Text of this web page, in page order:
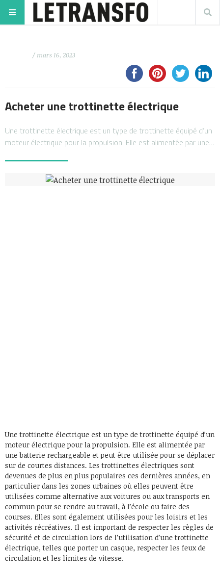
/ mars 16, 2023
Acheter une trottinette électrique
Une trottinette électrique est un type de trottinette équipé d’un
moteur électrique pour la propulsion. Elle est alimentée par une…
Une trottinette électrique est un type de trottinette équipé d’un
moteur électrique pour la propulsion. Elle est alimentée par
une batterie rechargeable et peut être utilisée pour se déplacer
sur de courtes distances. Les trottinettes électriques sont
devenues de plus en plus populaires ces dernières années, en
particulier dans les zones urbaines où elles peuvent être
utilisées comme alternative aux voitures ou aux transports en
commun pour se rendre au travail, à l’école ou faire des
courses. Elles sont également utilisées pour les loisirs et les
activités récréatives. Il est important de respecter les règles de
sécurité et de circulation lors de l’utilisation d’une trottinette
électrique, telles que porter un casque, respecter les feux de
circulation et les limites de vitesse.